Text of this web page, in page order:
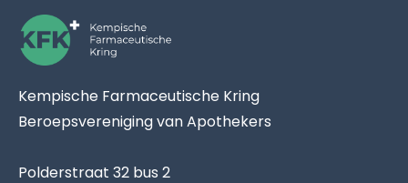
Kempische Farmaceutische Kring
Beroepsvereniging van Apothekers
Polderstraat 32 bus 2